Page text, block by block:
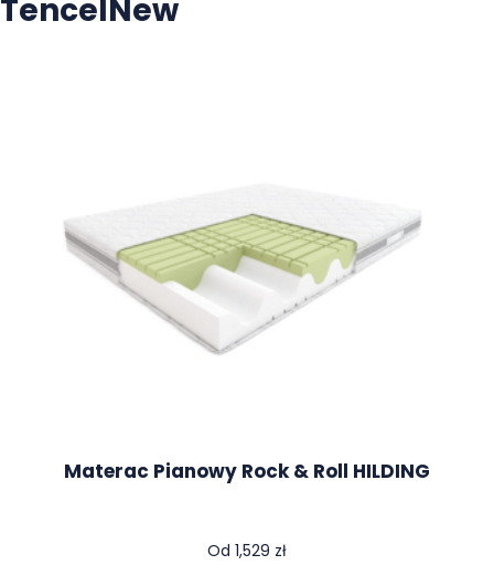
TencelNew
Materac Pianowy Rock & Roll HILDING
Od 1,529 zł